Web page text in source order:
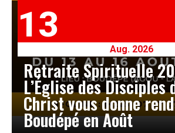
13
Aug. 2026
Retraite Spirituelle
L’Église des Disciples
Christ vous donne
Boudépé en Août